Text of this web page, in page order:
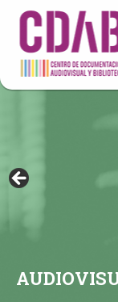
DOCUMENTA DRAMÁTICAS